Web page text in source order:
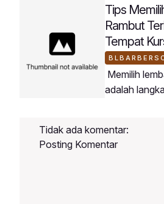
usaha
Anda?
jembatan
rencana
penjuru
tujuan
Daerah
Tips
Rambut
Tempat
Memilih
adalah
mendapatkan
Tidak ada komentar:
Posting Komentar